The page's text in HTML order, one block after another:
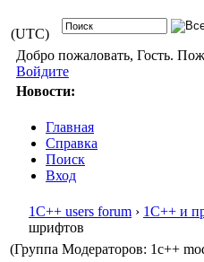
(UTC)
Добро пожаловать, Гость.
Войдите
Новости:
Главная
Справка
Поиск
Вход
1С++ users forum › 1С++ и
шрифтов
(Группа Модераторов: 1c++